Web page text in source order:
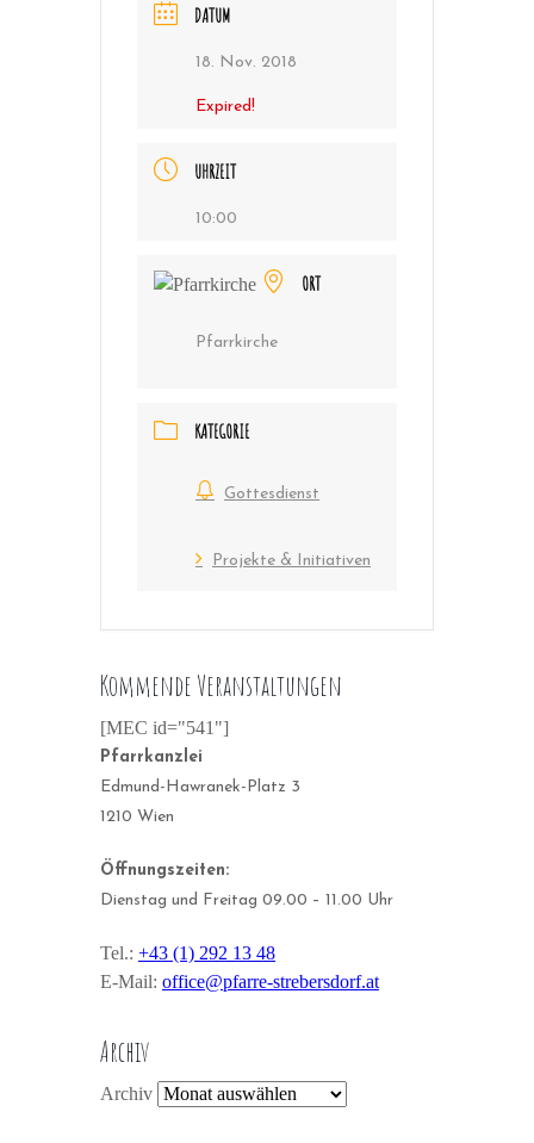
DATUM
18. Nov. 2018
Expired!
UHRZEIT
10:00
ORT
Pfarrkirche
KATEGORIE
Gottesdienst
Projekte & Initiativen
Kommende Veranstaltungen
[MEC id="541"]
Pfarrkanzlei
Edmund-Hawranek-Platz 3
1210 Wien
Öffnungszeiten:
Dienstag und Freitag 09.00 – 11.00 Uhr
Tel.: +43 (1) 292 13 48
E-Mail: office@pfarre-strebersdorf.at
Archiv
Archiv